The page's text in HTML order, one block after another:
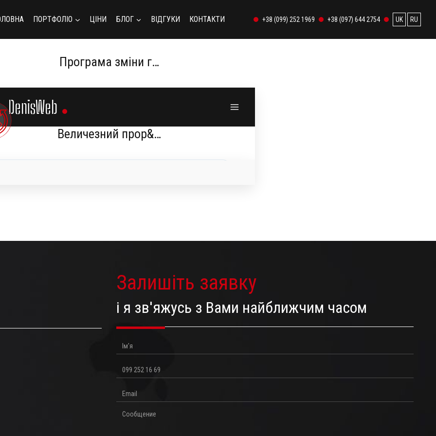
ПОРТФОЛІО ЦІНИ БЛОГ ВІДГУКИ КОНТАКТИ +38 (099) 252 1969 +38 (097) 644 2754 UK RU
Програма зміни г…
Залишіть заявку
і я зв'яжусь з Вами найближчим часом
Ім'я
Телефон
Email
Повідомлення